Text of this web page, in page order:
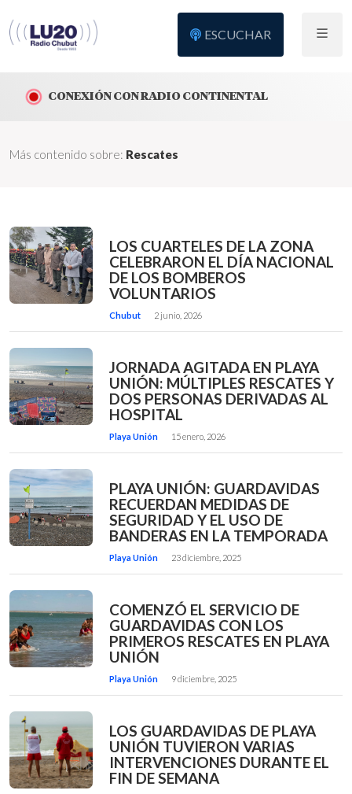
ESCUCHAR
CONEXIÓN CON RADIO CONTINENTAL
Más contenido sobre: Rescates
LOS CUARTELES DE LA ZONA
CELEBRARON EL DÍA NACIONAL
DE LOS BOMBEROS
VOLUNTARIOS
Chubut 2 junio, 2026
JORNADA AGITADA EN PLAYA
UNIÓN: MÚLTIPLES RESCATES Y
DOS PERSONAS DERIVADAS AL
HOSPITAL
Playa Unión 15 enero, 2026
PLAYA UNIÓN: GUARDAVIDAS
RECUERDAN MEDIDAS DE
SEGURIDAD Y EL USO DE
BANDERAS EN LA TEMPORADA
Playa Unión 23 diciembre, 2025
COMENZÓ EL SERVICIO DE
GUARDAVIDAS CON LOS
PRIMEROS RESCATES EN PLAYA
UNIÓN
Playa Unión 9 diciembre, 2025
LOS GUARDAVIDAS DE PLAYA
UNIÓN TUVIERON VARIAS
INTERVENCIONES DURANTE EL
FIN DE SEMANA